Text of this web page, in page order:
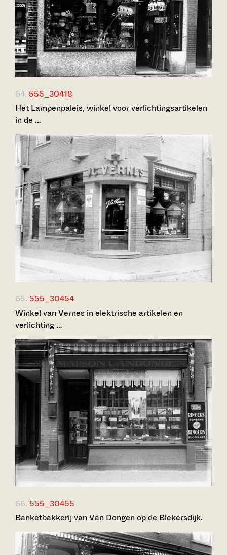
64. 555_30418
Het Lampenpaleis, winkel voor verlichtingsartikelen
in de …
65. 555_30454
Winkel van Vernes in elektrische artikelen en
verlichting …
66. 555_30455
Banketbakkerij van Van Dongen op de Blekersdijk.